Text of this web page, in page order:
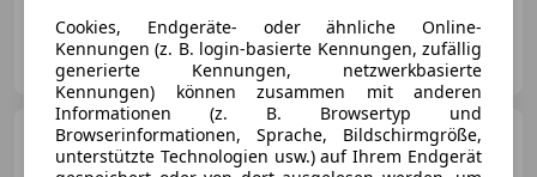
Outlet - Store Windern
AT-4693 Desselbrunn
Mercedes-Benz C 220d T
4Matic Avantgarde Aut LED
Cookies, Endgeräte- oder ähnliche Online-
Kennungen (z. B. login-basierte Kennungen, zufällig
generierte Kennungen, netzwerkbasierte
Kennungen) können zusammen mit anderen
Informationen (z. B. Browsertyp und
Browserinformationen, Sprache, Bildschirmgröße,
unterstützte Technologien usw.) auf Ihrem Endgerät